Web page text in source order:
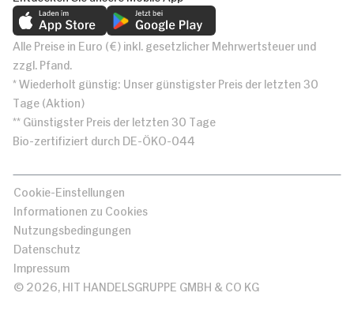
Alle Preise in Euro (€) inkl. gesetzlicher Mehrwertsteuer und
zzgl. Pfand.
* Wiederholt günstig: Unser günstigster Preis der letzten 30
Tage (Aktion)
** Günstigster Preis der letzten 30 Tage
Bio-zertifiziert durch DE-ÖKO-044
Cookie-Einstellungen
Informationen zu Cookies
Nutzungsbedingungen
Datenschutz
Impressum
© 2026, HIT HANDELSGRUPPE GMBH & CO KG